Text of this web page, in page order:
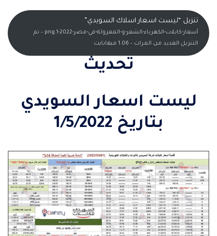
تنزيل “ليست اسعار اسلاك السويدي”
أسعار-كابلات-الكهرباء-الشعر-و-المعزولة-في-مصر-2022-1.png – تم
التنزيل العديد من المرات – 1.06 ميغابايت
تحديث
ليست اسعار السويدي
بتاريخ 1/5/2022